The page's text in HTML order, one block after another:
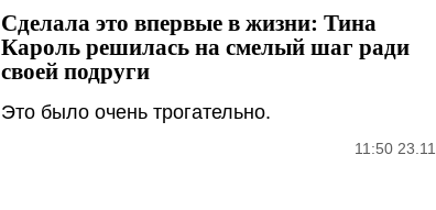
Сделала это впервые в жизни: Тина
Кароль решилась на смелый шаг ради
своей подруги
Это было очень трогательно.
11:50 23.11